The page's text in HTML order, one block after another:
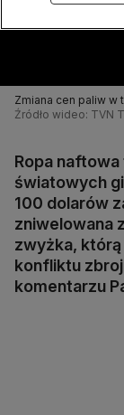
Zmiana cen paliw w
Źródło wideo: TVN
Ropa
światowych
100 dolarów
zniwelowana
zwyżka,
konfliktu
komentarzu